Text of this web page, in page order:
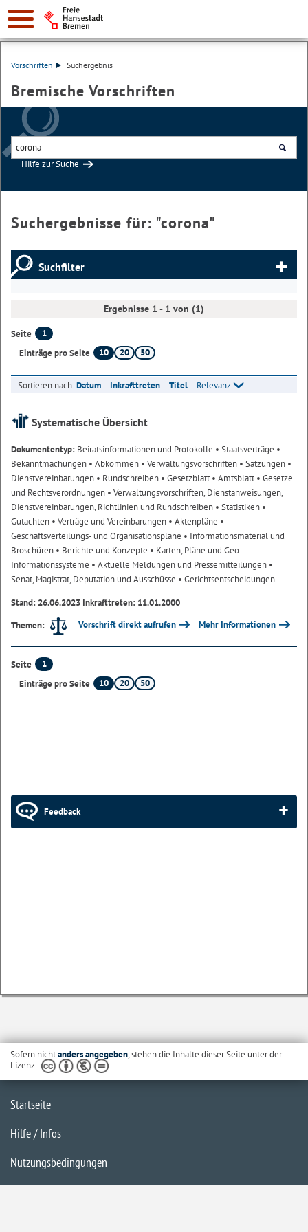
Vorschriften Suchergebnis
Bremische Vorschriften
Hilfe zur Suche
Suchergebnisse für: "corona"
Suchfilter
Ergebnisse 1 - 1 von (1)
Seite
1
Einträge pro Seite
10 20 50
Sortieren nach:Datum Inkrafttreten Titel Relevanz
Systematische Übersicht
Dokumententyp: Beiratsinformationen und Protokolle • Staatsverträge •
Bekanntmachungen • Abkommen • Verwaltungsvorschriften • Satzungen •
Dienstvereinbarungen • Rundschreiben • Gesetzblatt• Amtsblatt• Gesetze
und Rechtsverordnungen • Verwaltungsvorschriften, Dienstanweisungen,
Dienstvereinbarungen, Richtlinien und Rundschreiben • Statistiken •
Gutachten • Verträge und Vereinbarungen • Aktenpläne •
Geschäftsverteilungs- und Organisationspläne • Informationsmaterial und
Broschüren • Berichte und Konzepte • Karten, Pläne und Geo-
Informationssysteme • Aktuelle Meldungen und Pressemitteilungen •
Senat, Magistrat, Deputation und Ausschüsse • Gerichtsentscheidungen
Stand: 26.06.2023 Inkrafttreten: 11.01.2000
Themen:
Vorschrift direkt aufrufen Mehr Informationen
Seite
1
Einträge pro Seite
10 20 50
Feedback
Sofern nichtanders angegeben, stehen die Inhalte dieser Seite unter der
Lizenz
Startseite
Hilfe / Infos
Nutzungsbedingungen